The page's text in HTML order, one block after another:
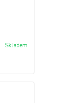
Skladem